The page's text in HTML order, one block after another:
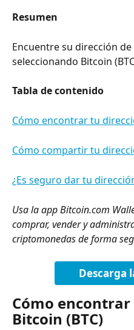
Resumen
Encuentre su dirección
seleccionando Bitcoin
Tabla de contenido
Cómo encontrar tu
Cómo compartir tu
¿Es seguro dar tu
Usa la app Bitcoin.com
comprar, vender y
criptomonedas de forma
Descarga
Cómo
Bitcoin (BTC)